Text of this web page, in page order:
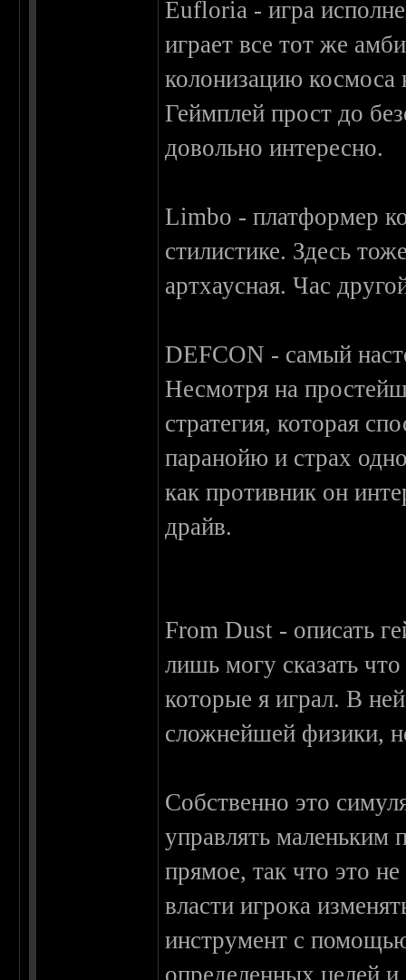
Eufloria - игра
играет все тот же
колонизацию космоса
Геймплей прост до
довольно интересно.
Limbo - платформер
стилистике. Здесь
артхаусная. Час
DEFCON - самый
Несмотря на
стратегия, которая
паранойю и страх
как противник он
драйв.
From Dust - описать
лишь могу сказать
которые я играл. В
сложнейшей физики,
Собственно это
управлять маленьким
прямое, так что это
власти игрока
инструмент с